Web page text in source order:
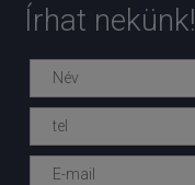
Írhat nekünk!